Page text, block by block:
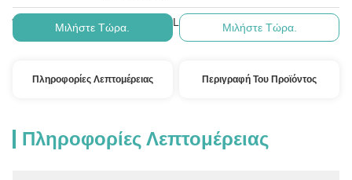
Όροι Πληρωμής: Τ/Τ, D/P, D/A, L/C, Western Union
Μιλήστε Τώρα. Μιλήστε Τώρα.
Πληροφορίες Λεπτομέρειας Περιγραφή Του Προϊόντος
Πληροφορίες Λεπτομέρειας